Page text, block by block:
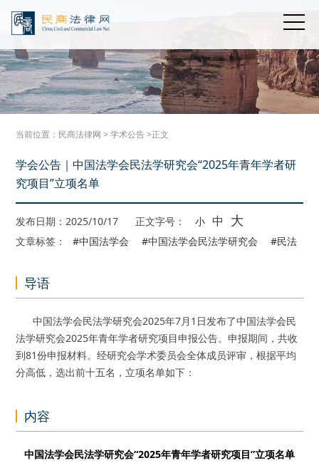
当前位置： 民商法律网 >学术公告>正文
学会公告｜中国法学会民法学研究会“2025年青年学者研
究项目”立项名单
发布日期：2025/10/17 正文字号： 小 中 大
文章标签： #中国法学会 #中国法学会民法学研究会 #民法
导语
中国法学会民法学研究会2025年7月1日发布了中国法学会民
法学研究会2025年青年学者研究项目申报公告。申报期间，共收
到81份申报材料。经研究会学术委员会全体成员评审，根据平均
分高低，选出前十五名，立项名单如下：
内容
中国法学会民法学研究会“2025年青年学者研究项目”立项名单